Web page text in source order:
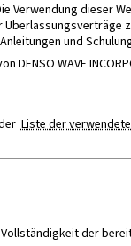
dieser
und
WAVE
Liste der
der